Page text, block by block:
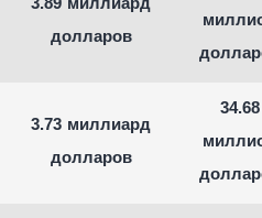
3.89 миллиард
долларов
3.73 миллиард
долларов
34.68